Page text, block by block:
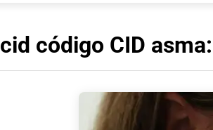
cid código CID